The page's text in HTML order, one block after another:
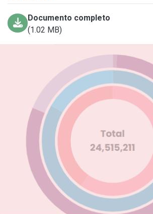
Documento completo
(1.02 MB)